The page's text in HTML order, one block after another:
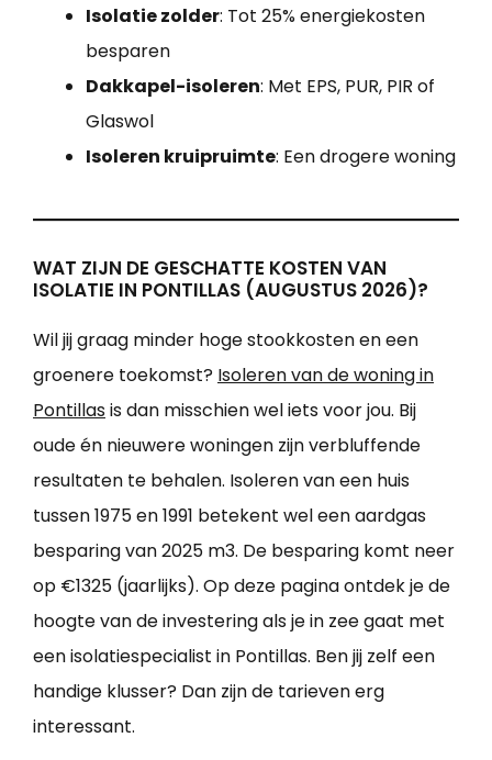
Isolatie zolder: Tot 25% energiekosten
besparen
Dakkapel-isoleren: Met EPS, PUR, PIR of
Glaswol
Isoleren kruipruimte: Een drogere woning
WAT ZIJN DE GESCHATTE KOSTEN VAN
ISOLATIE IN PONTILLAS (AUGUSTUS 2026)?
Wil jij graag minder hoge stookkosten en een
groenere toekomst? Isoleren van de woning in
Pontillasis dan misschien wel iets voor jou. Bij
oude én nieuwere woningen zijn verbluffende
resultaten te behalen. Isoleren van een huis
tussen 1975 en 1991 betekent wel een aardgas
besparing van 2025 m3. De besparing komt neer
op €1325 (jaarlijks). Op deze pagina ontdek je de
hoogte van de investering als je in zee gaat met
een isolatiespecialist in Pontillas. Ben jij zelf een
handige klusser? Dan zijn de tarieven erg
interessant.